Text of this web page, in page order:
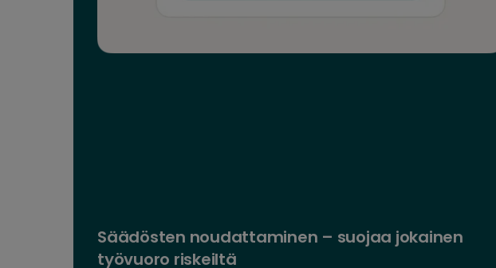
Säädösten noudattaminen – suojaa jokainen
työvuoro riskeiltä